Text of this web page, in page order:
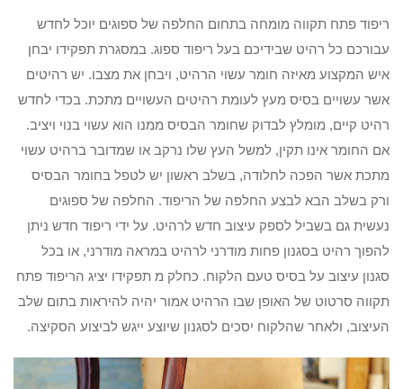
ריפוד פתח תקווה מומחה בתחום החלפה של ספוגים יוכל לחדש
עבורכם כל רהיט שבידיכם בעל ריפוד ספוג. במסגרת תפקידו יבחן
איש המקצוע מאיזה חומר עשוי הרהיט, ויבחן את מצבו. יש רהיטים
אשר עשויים בסיס מעץ לעומת רהיטים העשויים מתכת. בכדי לחדש
רהיט קיים, מומלץ לבדוק שחומר הבסיס ממנו הוא עשוי בנוי ויציב.
אם החומר אינו תקין, למשל העץ שלו נרקב או שמדובר ברהיט עשוי
מתכת אשר הפכה לחלודה, בשלב ראשון יש לטפל בחומר הבסיס
ורק בשלב הבא לבצע החלפה של הריפוד. החלפה של ספוגים
נעשית גם בשביל לספק עיצוב חדש לרהיט. על ידי ריפוד חדש ניתן
להפוך רהיט בסגנון פחות מודרני לרהיט במראה מודרני, או בכל
סגנון עיצוב על בסיס טעם הלקוח. כחלק מ תפקידו יציג הריפוד פתח
תקווה סרטוט של האופן שבו הרהיט אמור יהיה להיראות בתום שלב
העיצוב, ולאחר שהלקוח יסכים לסגנון שיוצע ייגש לביצוע הסקיצה.